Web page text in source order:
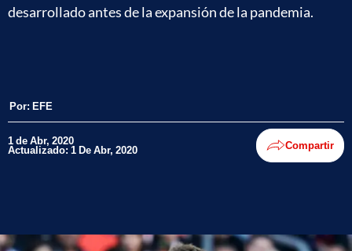
desarrollado antes de la expansión de la pandemia.
Por: EFE
1 de Abr, 2020
Actualizado: 1 De Abr, 2020 Compartir